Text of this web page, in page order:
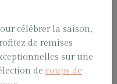
célébrer la saison,
de remises
sur une
de coups de